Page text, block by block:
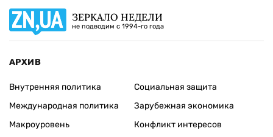
ЗЕРКАЛО НЕДЕЛИ
не подводим с 1994-го года
АРХИВ
Внутренняя политика
Международная политика
Макроуровень
Социальная защита
Зарубежная экономика
Конфликт интересов